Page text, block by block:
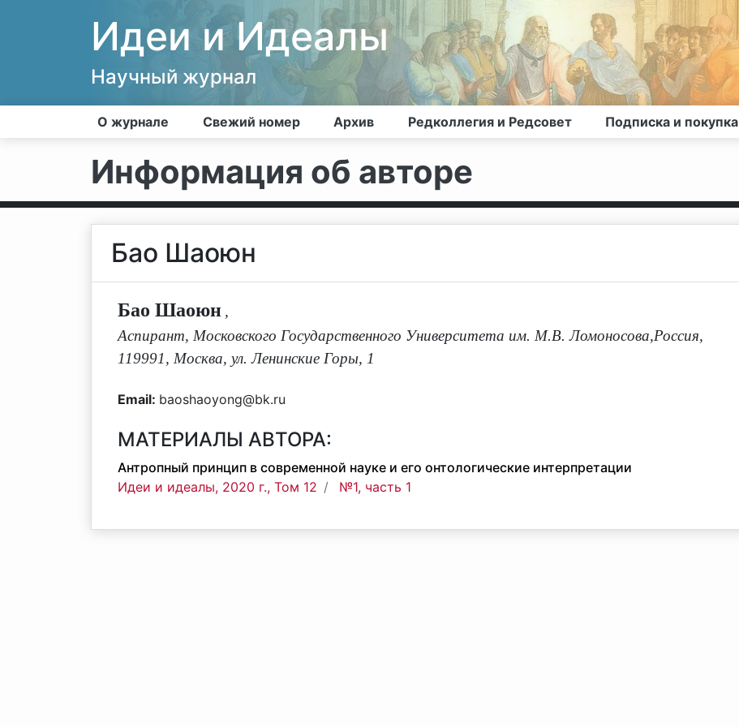
Идеи и Идеалы
Научный журнал
О журнале Свежий номер Архив Редколлегия и Редсовет Подписка и покупка
Информация об авторе
Бао Шаоюн
Бао Шаоюн ,
Аспирант, Московского Государственного Университета им. М.В. Ломоносова,Россия,
119991, Москва, ул. Ленинские Горы, 1
Email: baoshaoyong@bk.ru
МАТЕРИАЛЫ АВТОРА:
Антропный принцип в современной науке и его онтологические интерпретации
Идеи и идеалы, 2020 г., Том 12
№1, часть 1